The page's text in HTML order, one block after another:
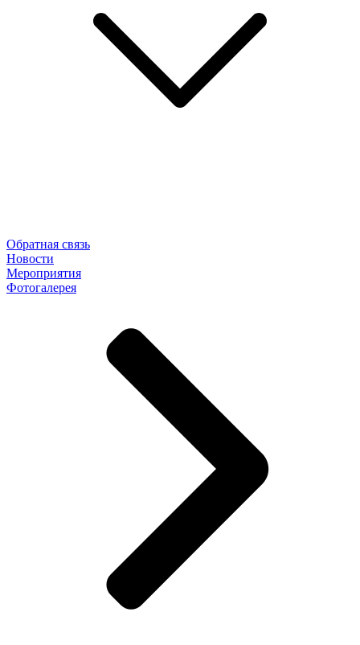
Обратная связь
Новости
Мероприятия
Фотогалерея